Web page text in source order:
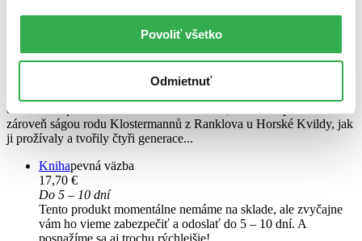
Povoliť všetko
Odmietnuť
Pověstný obr Rankl-Sepp aneb Život Josefa Klostermanna
obrovi" dospěla k živoucímu obrazu horala, sedláka a povozníka. Je
zároveň ságou rodu Klostermannů z Ranklova u Horské Kvildy, jak
ji prožívaly a tvořily čtyři generace...
Knihapevná väzba
17,70 €
Do 5 – 10 dní
Tento produkt momentálne nemáme na sklade, ale zvyčajne
vám ho vieme zabezpečiť a odoslať do 5 – 10 dní. A